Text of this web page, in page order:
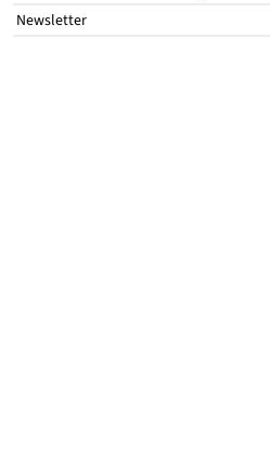
Newsletter